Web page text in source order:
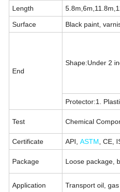
Length
Surface Black paint,
End
Shape:Under 2
Protector:1.
Test Chemical
Certificate API, ASTM , CE,
Package Loose package,
Application Transport oil,